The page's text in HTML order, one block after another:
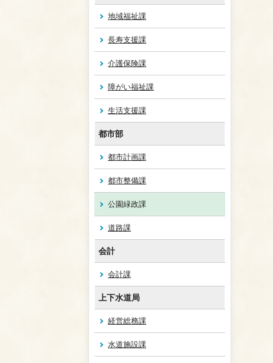
地域福祉課
長寿支援課
介護保険課
障がい福祉課
生活支援課
都市部
都市計画課
都市整備課
公園緑政課
道路課
会計
会計課
上下水道局
経営総務課
水道施設課